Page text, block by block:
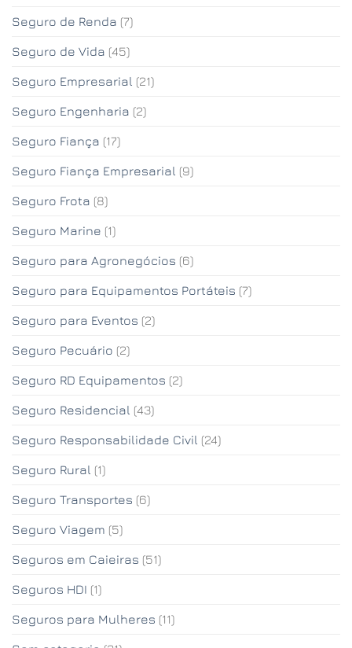
Seguro de Renda (7)
Seguro de Vida (45)
Seguro Empresarial (21)
Seguro Engenharia (2)
Seguro Fiança (17)
Seguro Fiança Empresarial (9)
Seguro Frota (8)
Seguro Marine (1)
Seguro para Agronegócios (6)
Seguro para Equipamentos Portáteis (7)
Seguro para Eventos (2)
Seguro Pecuário (2)
Seguro RD Equipamentos (2)
Seguro Residencial (43)
Seguro Responsabilidade Civil (24)
Seguro Rural (1)
Seguro Transportes (6)
Seguro Viagem (5)
Seguros em Caieiras (51)
Seguros HDI (1)
Seguros para Mulheres (11)